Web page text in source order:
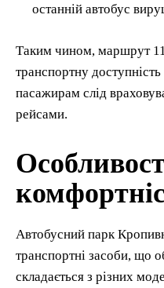
останній автобус
Таким чином, маршрут
транспортну доступність
пасажирам слід
рейсами.
Автобусний парк
транспортні засоби, що
складається з різних